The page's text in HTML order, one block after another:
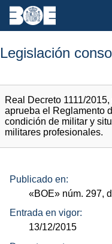
Legislación
Real Decreto 1111/
aprueba el Reglamento
condición de militar y
militares profesionales.
Publicado en:
«BOE» núm. 297,
Entrada en vigor:
13/12/2015